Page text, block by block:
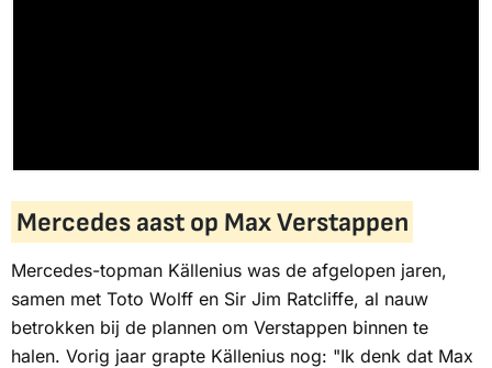
Mercedes aast op Max Verstappen
Mercedes-topman Källenius was de afgelopen jaren,
samen met Toto Wolff en Sir Jim Ratcliffe, al nauw
betrokken bij de plannen om Verstappen binnen te
halen. Vorig jaar grapte Källenius nog: "Ik denk dat Max